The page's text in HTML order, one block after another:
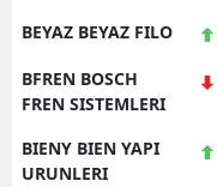
BEYAZ BEYAZ FILO
BFREN BOSCH
FREN SISTEMLERI
BIENY BIEN YAPI
URUNLERI